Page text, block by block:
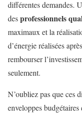
différentes demandes.
desprofessionnels
maximaux et la
d’énergie réalisées
rembourser
seulement.
N’oubliez pas que ces
enveloppes